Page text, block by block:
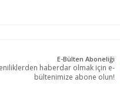
E-Bülten Aboneliği
haberdar olmak için e-
bültenimize abone olun!